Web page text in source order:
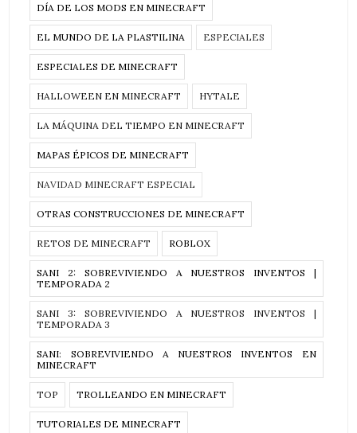
DÍA DE LOS MODS EN MINECRAFT
EL MUNDO DE LA PLASTILINA ESPECIALES
ESPECIALES DE MINECRAFT
HALLOWEEN EN MINECRAFT HYTALE
LA MÁQUINA DEL TIEMPO EN MINECRAFT
MAPAS ÉPICOS DE MINECRAFT
NAVIDAD MINECRAFT ESPECIAL
OTRAS CONSTRUCCIONES DE MINECRAFT
RETOS DE MINECRAFT ROBLOX
SANI 2: SOBREVIVIENDO A NUESTROS INVENTOS |
TEMPORADA 2
SANI 3: SOBREVIVIENDO A NUESTROS INVENTOS |
TEMPORADA 3
SANI: SOBREVIVIENDO A NUESTROS INVENTOS EN
MINECRAFT
TOP TROLLEANDO EN MINECRAFT
TUTORIALES DE MINECRAFT